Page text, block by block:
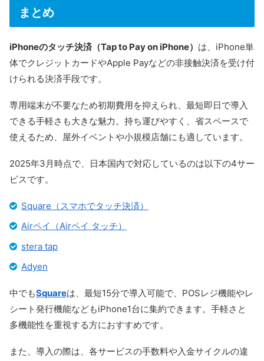
まとめ
iPhoneのタッチ決済（Tap to Pay on iPhone） は、iPhone単
体でクレジットカードやApple Payなどの非接触決済を受け付
けられる決済手段です。
専用端末が不要なため初期費用を抑えられ、最短即日で導入
できる手軽さも大きな魅力。持ち運びやすく、省スペースで
使えるため、屋外イベントや小規模店舗にも適しています。
2025年3月時点で、日本国内で対応しているのは以下の4サー
ビスです。
Square（スマホでタッチ決済）
Airペイ（Airペイ タッチ）
stera tap
Adyen
中でもSquareは、最短15分で導入可能で、POSレジ機能やレ
シート発行機能などもiPhone1台に集約できます。手軽さと
多機能性を重視する方におすすめです。
また、導入の際は、各サービスの手数料や入金サイクルの違